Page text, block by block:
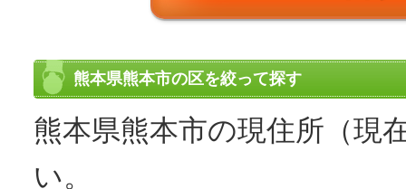
熊本県熊本市の区を絞って探す
熊本県熊本市の現住所（現
い。